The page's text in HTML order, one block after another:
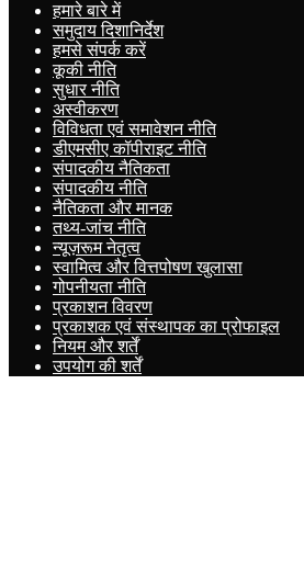
हमारे बारे में
समुदाय दिशानिर्देश
हमसे संपर्क करें
कूकी नीति
सुधार नीति
अस्वीकरण
विविधता एवं समावेशन नीति
डीएमसीए कॉपीराइट नीति
संपादकीय नैतिकता
संपादकीय नीति
नैतिकता और मानक
तथ्य-जांच नीति
न्यूज़रूम नेतृत्व
स्वामित्व और वित्तपोषण खुलासा
गोपनीयता नीति
प्रकाशन विवरण
प्रकाशक एवं संस्थापक का प्रोफाइल
नियम और शर्तें
उपयोग की शर्तें